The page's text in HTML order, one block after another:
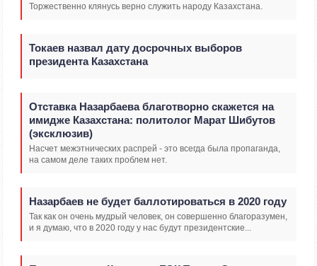
Торжественно клянусь верно служить народу Казахстана.
Токаев назвал дату досрочных выборов
президента Казахстана
Отставка Назарбаева благотворно скажется на
имидже Казахстана: политолог Марат Шибутов
(эксклюзив)
Насчет межэтнических распрей - это всегда была пропаганда,
на самом деле таких проблем нет.
Назарбаев не будет баллотироваться в 2020 году
Так как он очень мудрый человек, он совершенно благоразумен,
и я думаю, что в 2020 году у нас будут президентские...